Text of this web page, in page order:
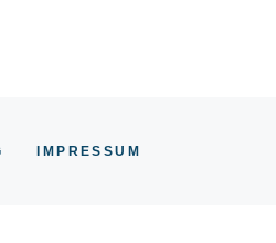
IMPRESSUM